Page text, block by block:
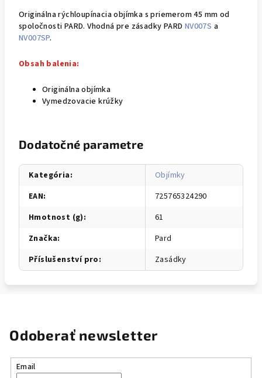
Originálna rýchloupínacia objímka s priemerom 45 mm od
spoločnosti PARD. Vhodná pre zásadky PARD NV007S a
NV007SP.
Obsah balenia:
Originálna objímka
Vymedzovacie krúžky
Dodatočné parametre
Kategória:
Objímky
EAN:
725765324290
Hmotnost (g):
61
Značka:
Pard
Příslušenství pro: Zasádky
Odoberať newsletter
Email